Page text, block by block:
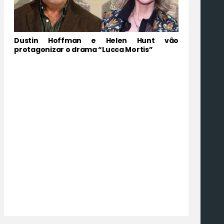
Dustin Hoffman e Helen Hunt vão
protagonizar o drama “Lucca Mortis”